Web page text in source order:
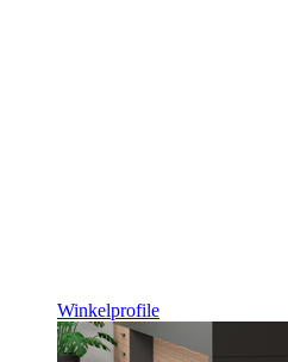
Winkelprofile